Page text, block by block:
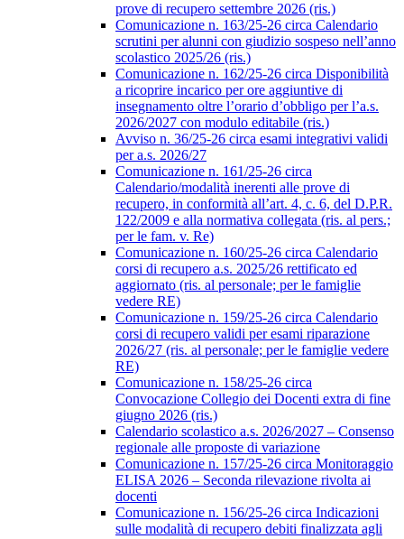
prove di recupero settembre 2026 (ris.)
Comunicazione n. 163/25-26 circa Calendario
scrutini per alunni con giudizio sospeso nell’anno
scolastico 2025/26 (ris.)
Comunicazione n. 162/25-26 circa Disponibilità
a ricoprire incarico per ore aggiuntive di
insegnamento oltre l’orario d’obbligo per l’a.s.
2026/2027 con modulo editabile (ris.)
Avviso n. 36/25-26 circa esami integrativi validi
per a.s. 2026/27
Comunicazione n. 161/25-26 circa
Calendario/modalità inerenti alle prove di
recupero, in conformità all’art. 4, c. 6, del D.P.R.
122/2009 e alla normativa collegata (ris. al pers.;
per le fam. v. Re)
Comunicazione n. 160/25-26 circa Calendario
corsi di recupero a.s. 2025/26 rettificato ed
aggiornato (ris. al personale; per le famiglie
vedere RE)
Comunicazione n. 159/25-26 circa Calendario
corsi di recupero validi per esami riparazione
2026/27 (ris. al personale; per le famiglie vedere
RE)
Comunicazione n. 158/25-26 circa
Convocazione Collegio dei Docenti extra di fine
giugno 2026 (ris.)
Calendario scolastico a.s. 2026/2027 – Consenso
regionale alle proposte di variazione
Comunicazione n. 157/25-26 circa Monitoraggio
ELISA 2026 – Seconda rilevazione rivolta ai
docenti
Comunicazione n. 156/25-26 circa Indicazioni
sulle modalità di recupero debiti finalizzata agli